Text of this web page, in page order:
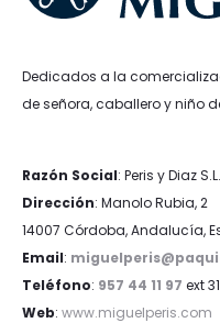
Dedicados a la
de señora, caballero y niño
Razón Social: Peris y Diaz S.L.
Dirección: Manolo Rubia, 2
14007 Córdoba, Andalucía,
Email:
Teléfono: 957 44 11 97 ext 31
Web: www.miguelperis.com